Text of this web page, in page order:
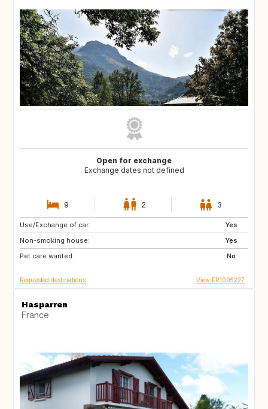
Open for exchange
Exchange dates not defined
9 2 3
Use/Exchange of car:
Yes
Non-smoking house:
Yes
Pet care wanted:
No
NO
FR
Requested destinations View FR1005227
Hasparren
France